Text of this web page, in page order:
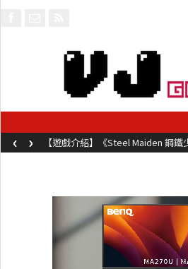
【遊戲介紹】《Steel Maiden 鋼
兩鍵操作動作極致流暢試玩上架中
‹ ›